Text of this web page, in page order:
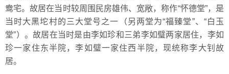
鸯宅。故居在当时较周围民房雄伟、宽敞，称作“怀德堂”，是
当时大黑坨村的三大堂号之一（另两堂为“福臻堂”、“白玉
堂”）。故居在当时是由李如珍和三弟李如璧两家居住，李如
珍一家住东半院，李如璧一家住西半院，现统称李大钊故
居。